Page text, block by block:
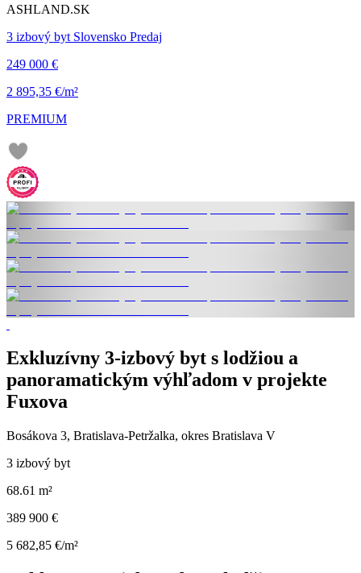
ASHLAND.SK
3 izbový byt Slovensko Predaj
249 000 €
2 895,35 €/m²
PREMIUM
Exkluzívny 3-izbový byt s lodžiou a
panoramatickým výhľadom v projekte
Fuxova
Bosákova 3, Bratislava-Petržalka, okres Bratislava V
3 izbový byt
68.61 m²
389 900 €
5 682,85 €/m²